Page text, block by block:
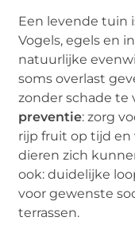
Een levende tuin
Vogels, egels en
natuurlijke
soms overlast
zonder schade te
preventie: zorg
rijp fruit op tijd
dieren zich
ook: duidelijke
voor gewenste
terrassen.